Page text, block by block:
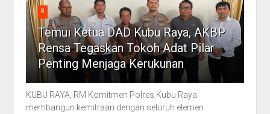
8
Temui Ketua DAD Kubu Raya, AKBP
Rensa Tegaskan Tokoh Adat Pilar
Penting Menjaga Kerukunan
KUBU RAYA, RM Komitmen Polres Kubu Raya
membangun kemitraan dengan seluruh elemen